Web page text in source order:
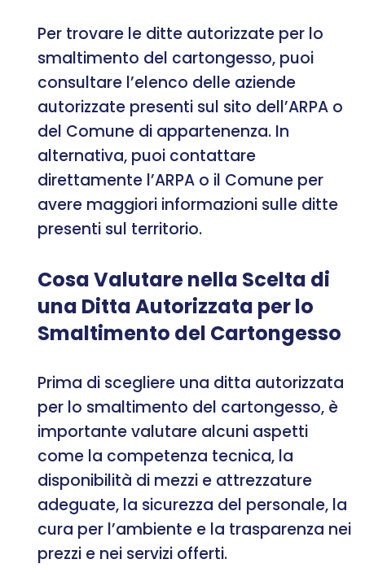
Per trovare le ditte autorizzate per lo
smaltimento del cartongesso, puoi
consultare l’elenco delle aziende
autorizzate presenti sul sito dell’ARPA o
del Comune di appartenenza. In
alternativa, puoi contattare
direttamente l’ARPA o il Comune per
avere maggiori informazioni sulle ditte
presenti sul territorio.
Cosa Valutare nella Scelta di
una Ditta Autorizzata per lo
Smaltimento del Cartongesso
Prima di scegliere una ditta autorizzata
per lo smaltimento del cartongesso, è
importante valutare alcuni aspetti
come la competenza tecnica, la
disponibilità di mezzi e attrezzature
adeguate, la sicurezza del personale, la
cura per l’ambiente e la trasparenza nei
prezzi e nei servizi offerti.